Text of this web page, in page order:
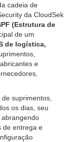
cadeia de
da CloudSek
(Estrutura de
de um
de logística,
e
suprimentos,
os dias, seu
de entrega e